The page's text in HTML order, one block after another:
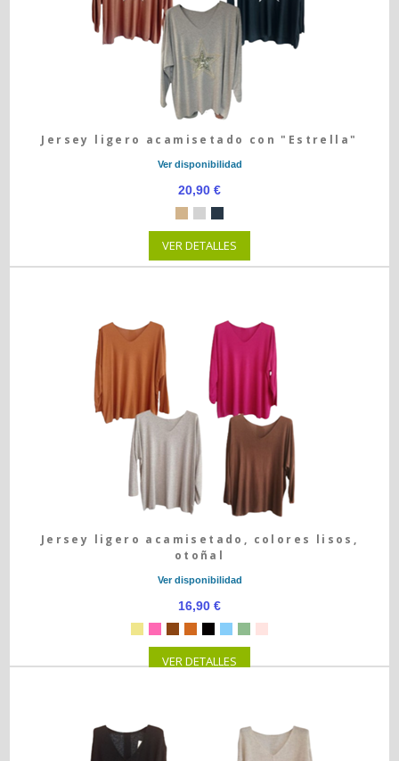
Jersey ligero acamisetado con "Estrella"
Ver disponibilidad
20,90 €
VER DETALLES
Jersey ligero acamisetado, colores lisos,
otoñal
Ver disponibilidad
16,90 €
VER DETALLES